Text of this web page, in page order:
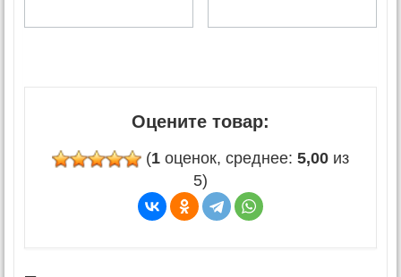
Оцените товар:
(1 оценок, среднее: 5,00 из
5)